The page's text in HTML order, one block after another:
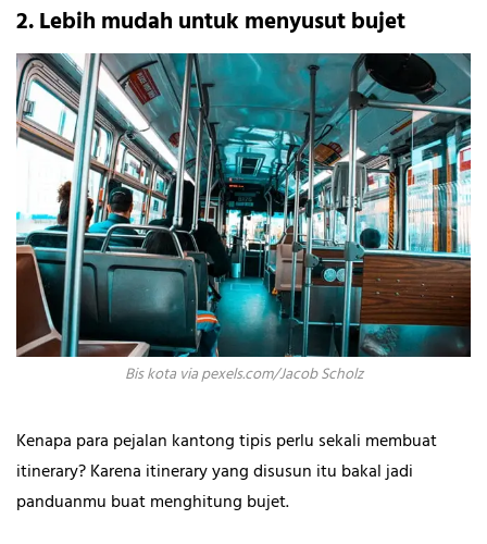
2. Lebih mudah untuk menyusut bujet
Bis kota via pexels.com/Jacob Scholz
Kenapa para pejalan kantong tipis perlu sekali membuat
itinerary? Karena itinerary yang disusun itu bakal jadi
panduanmu buat menghitung bujet.